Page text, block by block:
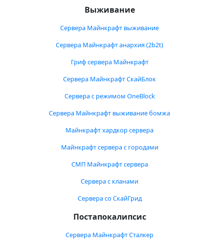
Выживание
Сервера Майнкрафт выживание
Сервера Майнкрафт анархия (2b2t)
Гриф сервера Майнкрафт
Сервера Майнкрафт СкайБлок
Сервера с режимом OneBlock
Сервера Майнкрафт выживание бомжа
Майнкрафт хардкор сервера
Майнкрафт сервера с городами
СМП Майнкрафт сервера
Сервера с кланами
Сервера со СкайГрид
Постапокалипсис
Сервера Майнкрафт Сталкер